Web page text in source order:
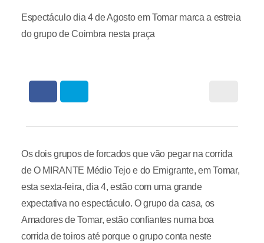
Espectáculo dia 4 de Agosto em Tomar marca a estreia
do grupo de Coimbra nesta praça
Os dois grupos de forcados que vão pegar na corrida
de O MIRANTE Médio Tejo e do Emigrante, em Tomar,
esta sexta-feira, dia 4, estão com uma grande
expectativa no espectáculo. O grupo da casa, os
Amadores de Tomar, estão confiantes numa boa
corrida de toiros até porque o grupo conta neste